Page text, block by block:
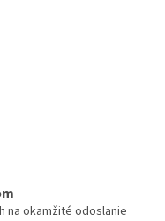
na okamžité odoslanie